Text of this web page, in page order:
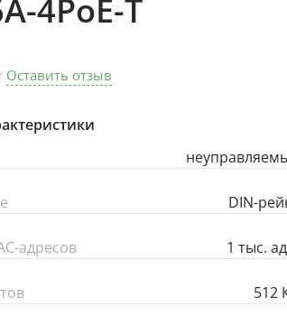
4PoE-T
Оставить отзыв
DIN-
адресов 1 тыс.
512